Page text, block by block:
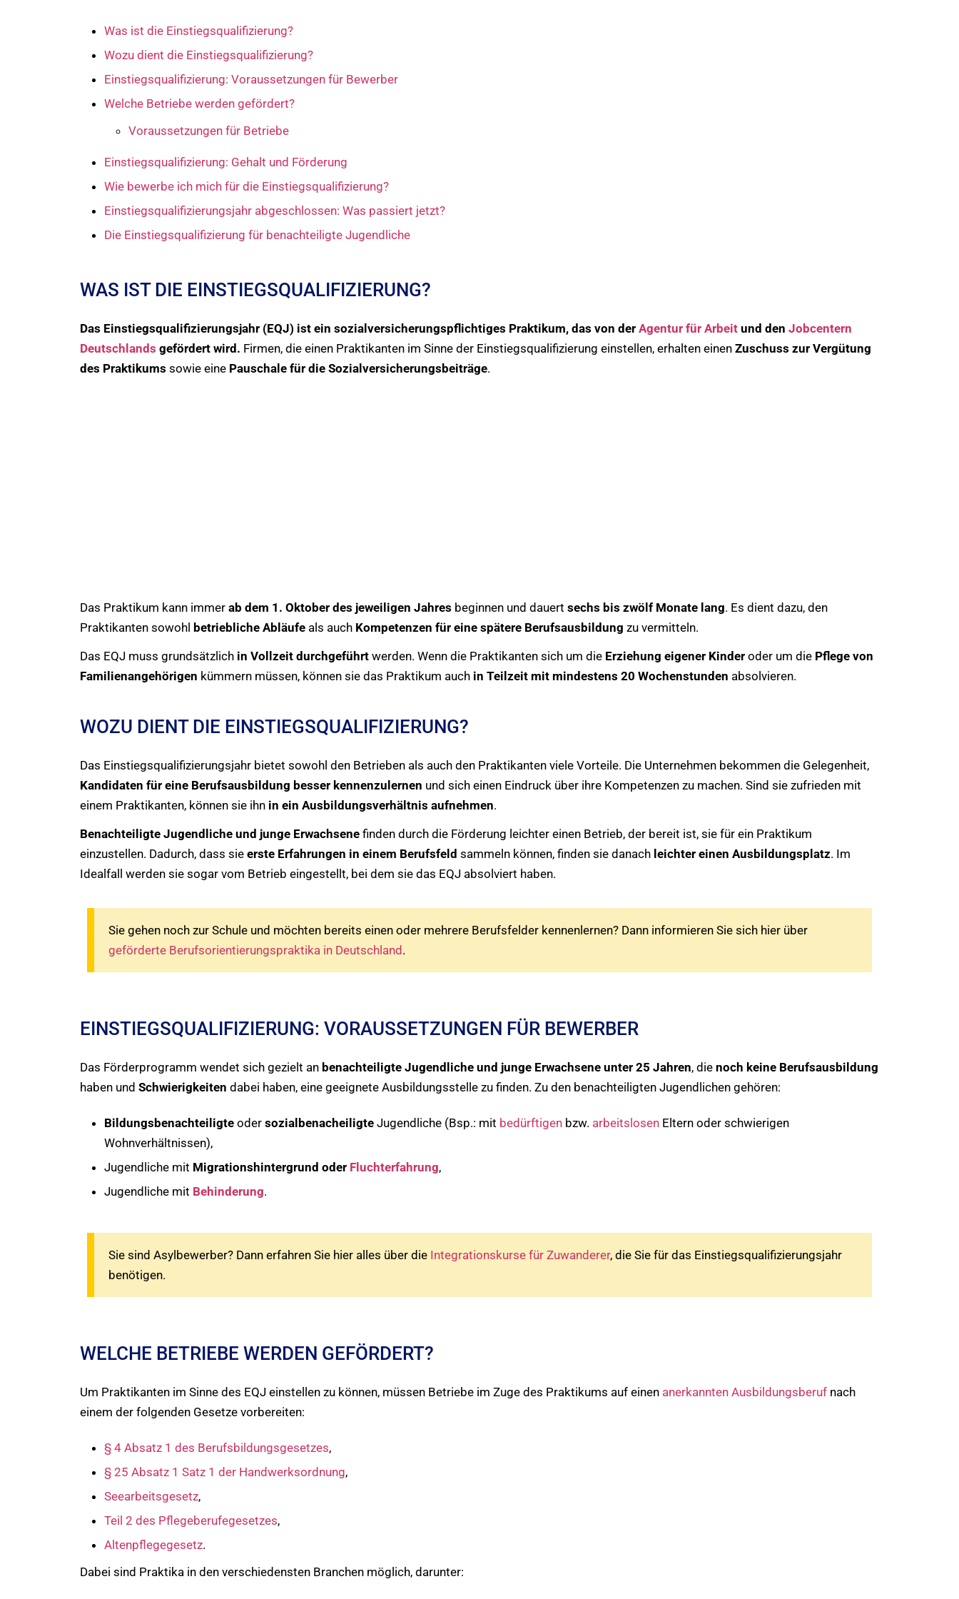
Was ist die Einstiegsqualifizierung?
Wozu dient die Einstiegsqualifizierung?
Einstiegsqualifizierung: Voraussetzungen für Bewerber
Welche Betriebe werden gefördert?
Voraussetzungen für Betriebe
Einstiegsqualifizierung: Gehalt und Förderung
Wie bewerbe ich mich für die Einstiegsqualifizierung?
Einstiegsqualifizierungsjahr abgeschlossen: Was passiert jetzt?
Die Einstiegsqualifizierung für benachteiligte Jugendliche
WAS IST DIE EINSTIEGSQUALIFIZIERUNG?
Das Einstiegsqualifizierungsjahr (EQJ) ist ein sozialversicherungspflichtiges Praktikum, das von der Agentur für Arbeit und den Jobcentern
Deutschlands gefördert wird. Firmen, die einen Praktikanten im Sinne der Einstiegsqualifizierung einstellen, erhalten einen Zuschuss zur Vergütung
des Praktikums sowie eine Pauschale für die Sozialversicherungsbeiträge.
Das Praktikum kann immer ab dem 1. Oktober des jeweiligen Jahres beginnen und dauert sechs bis zwölf Monate lang. Es dient dazu, den
Praktikanten sowohl betriebliche Abläufe als auch Kompetenzen für eine spätere Berufsausbildung zu vermitteln.
Das EQJ muss grundsätzlich in Vollzeit durchgeführt werden. Wenn die Praktikanten sich um die Erziehung eigener Kinder oder um die Pflege von
Familienangehörigen kümmern müssen, können sie das Praktikum auch in Teilzeit mit mindestens 20 Wochenstunden absolvieren.
WOZU DIENT DIE EINSTIEGSQUALIFIZIERUNG?
Das Einstiegsqualifizierungsjahr bietet sowohl den Betrieben als auch den Praktikanten viele Vorteile. Die Unternehmen bekommen die Gelegenheit,
Kandidaten für eine Berufsausbildung besser kennenzulernen und sich einen Eindruck über ihre Kompetenzen zu machen. Sind sie zufrieden mit
einem Praktikanten, können sie ihn in ein Ausbildungsverhältnis aufnehmen.
Benachteiligte Jugendliche und junge Erwachsene finden durch die Förderung leichter einen Betrieb, der bereit ist, sie für ein Praktikum
einzustellen. Dadurch, dass sie erste Erfahrungen in einem Berufsfeld sammeln können, finden sie danach leichter einen Ausbildungsplatz. Im
Idealfall werden sie sogar vom Betrieb eingestellt, bei dem sie das EQJ absolviert haben.
Sie gehen noch zur Schule und möchten bereits einen oder mehrere Berufsfelder kennenlernen? Dann informieren Sie sich hier über
geförderte Berufsorientierungspraktika in Deutschland .
EINSTIEGSQUALIFIZIERUNG: VORAUSSETZUNGEN FÜR BEWERBER
Das Förderprogramm wendet sich gezielt an benachteiligte Jugendliche und junge Erwachsene unter 25 Jahren, die noch keine Berufsausbildung
haben und Schwierigkeiten dabei haben, eine geeignete Ausbildungsstelle zu finden. Zu den benachteiligten Jugendlichen gehören:
Bildungsbenachteiligte oder sozialbenacheiligte Jugendliche (Bsp.: mit bedürftigen bzw. arbeitslosen Eltern oder schwierigen
Wohnverhältnissen),
Jugendliche mit Migrationshintergrund oder Fluchterfahrung,
Jugendliche mit Behinderung.
Sie sind Asylbewerber? Dann erfahren Sie hier alles über die Integrationskurse für Zuwanderer, die Sie für das Einstiegsqualifizierungsjahr
benötigen.
WELCHE BETRIEBE WERDEN GEFÖRDERT?
Um Praktikanten im Sinne des EQJ einstellen zu können, müssen Betriebe im Zuge des Praktikums auf einen anerkannten Ausbildungsberuf nach
einem der folgenden Gesetze vorbereiten:
§ 4 Absatz 1 des Berufsbildungsgesetzes,
§ 25 Absatz 1 Satz 1 der Handwerksordnung,
Seearbeitsgesetz,
Teil 2 des Pflegeberufegesetzes,
Altenpflegegesetz.
Dabei sind Praktika in den verschiedensten Branchen möglich, darunter: